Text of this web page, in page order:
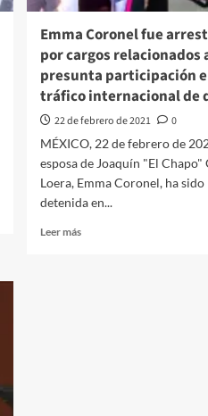
INTERÉS
Emma Coronel fue
por cargos relacionados
presunta participación
tráfico internacional de
22 de febrero de 2021
0
MÉXICO, 22 de febrero de
esposa de Joaquín "El Chapo"
Loera, Emma Coronel, ha sido
detenida en...
Leer másLeer